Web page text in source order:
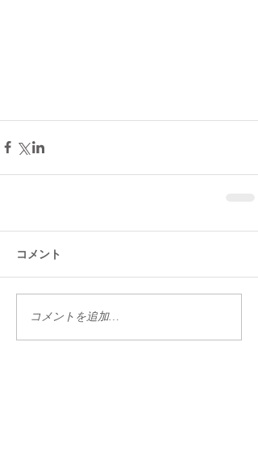
コメント
コメントを追加…